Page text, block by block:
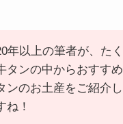
年以上の筆者が、たく
タンの中からおすすめ
ンのお土産をご紹介し
ね！